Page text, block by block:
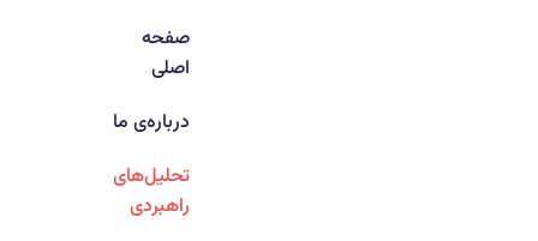
صفحه
اصلی
درباره‌ی ما
تحلیل‌های
راهبردی